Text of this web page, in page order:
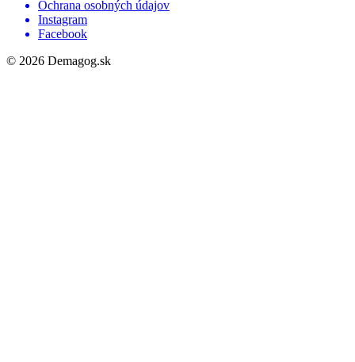
Ochrana osobných údajov
Instagram
Facebook
© 2026 Demagog.sk